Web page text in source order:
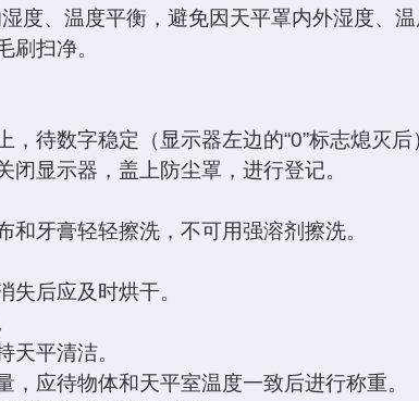
度、温度平衡，避免因天平罩内外湿度、
刷扫净。
待数字稳定（显示器左边的“0”标志熄灭后
显示器，盖上防尘罩，进行登记。
牙膏轻轻擦洗，不可用强溶剂擦洗。
失后应及时烘干。
天平清洁。
应待物体和天平室温度一致后进行称重。